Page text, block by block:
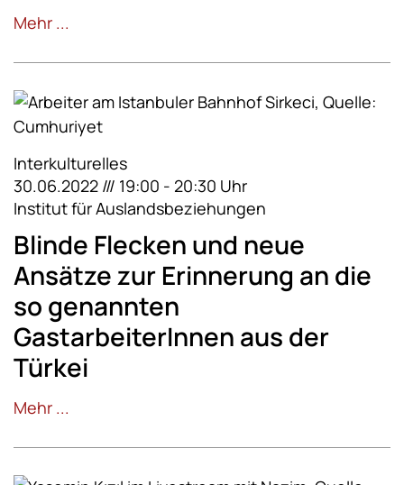
Mehr ...
Interkulturelles
30.06.2022 /// 19:00 - 20:30 Uhr
Institut für Auslandsbeziehungen
Blinde Flecken und neue
Ansätze zur Erinnerung an die
so genannten
GastarbeiterInnen aus der
Türkei
Mehr ...